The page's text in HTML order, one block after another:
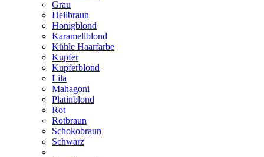
Grau
Hellbraun
Honigblond
Karamellblond
Kühle Haarfarbe
Kupfer
Kupferblond
Lila
Mahagoni
Platinblond
Rot
Rotbraun
Schokobraun
Schwarz